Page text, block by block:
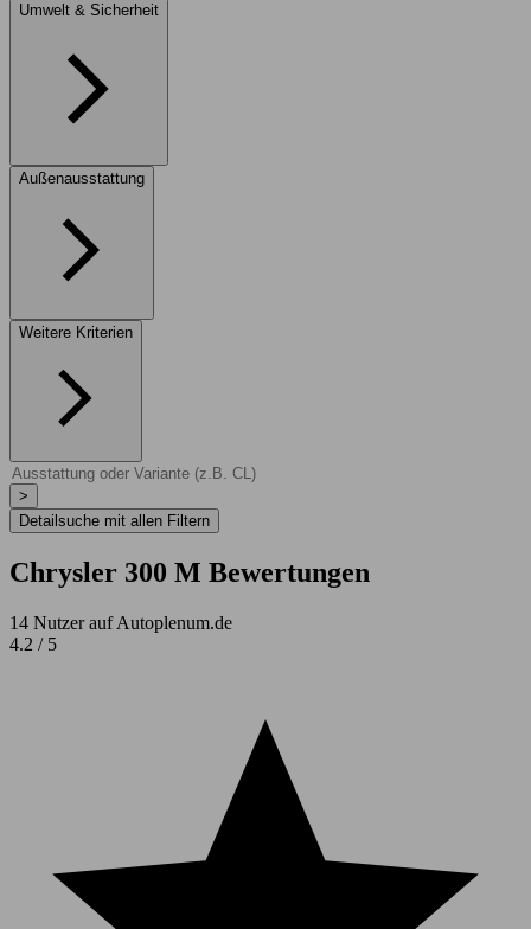
Umwelt & Sicherheit
Außenausstattung
Weitere Kriterien
>
Detailsuche mit allen Filtern
Chrysler 300 M Bewertungen
14 Nutzer auf Autoplenum.de
4.2 / 5